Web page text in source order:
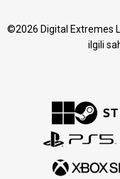
©2026 Digital Extremes
ilgili